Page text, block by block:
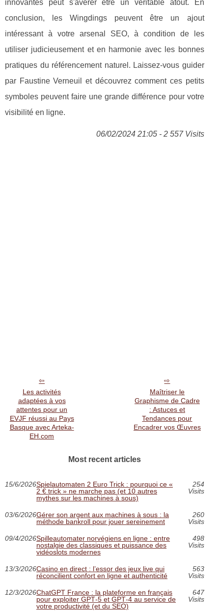
innovantes peut s'avérer être un véritable atout. En
conclusion, les Wingdings peuvent être un ajout
intéressant à votre arsenal SEO, à condition de les
utiliser judicieusement et en harmonie avec les bonnes
pratiques du référencement naturel. Laissez-vous guider
par Faustine Verneuil et découvrez comment ces petits
symboles peuvent faire une grande différence pour votre
visibilité en ligne.
06/02/2024 21:05 - 2 557 Visits
Les activités
adaptées à vos
attentes pour un
EVJF réussi au Pays
Basque avec Arteka-
EH.com
Maîtriser le
Graphisme de Cadre
: Astuces et
Tendances pour
Encadrer vos Œuvres
Most recent articles
15/6/2026Spielautomaten 2 Euro Trick : pourquoi ce «
2 € trick » ne marche pas (et 10 autres
mythes sur les machines à sous)
254
Visits
03/6/2026Gérer son argent aux machines à sous : la
méthode bankroll pour jouer sereinement
260
Visits
09/4/2026Spilleautomater norvégiens en ligne : entre
nostalgie des classiques et puissance des
vidéoslots modernes
498
Visits
13/3/2026Casino en direct : l’essor des jeux live qui
réconcilient confort en ligne et authenticité
563
Visits
12/3/2026ChatGPT France : la plateforme en français
pour exploiter GPT‑5 et GPT‑4 au service de
votre productivité (et du SEO)
647
Visits